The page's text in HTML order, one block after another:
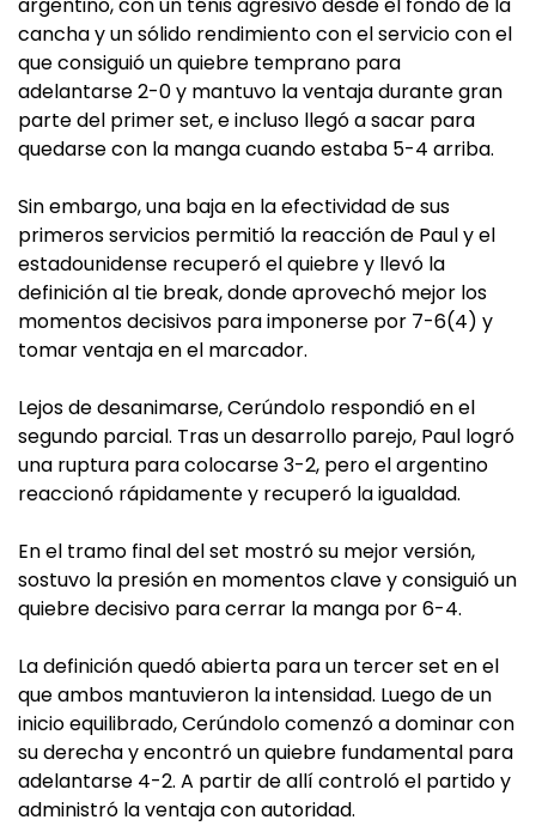
cancha y un sólido rendimiento con el servicio con el
que consiguió un quiebre temprano para
adelantarse 2-0 y mantuvo la ventaja durante gran
parte del primer set, e incluso llegó a sacar para
quedarse con la manga cuando estaba 5-4 arriba.
Sin embargo, una baja en la efectividad de sus
primeros servicios permitió la reacción de Paul y el
estadounidense recuperó el quiebre y llevó la
definición al tie break, donde aprovechó mejor los
momentos decisivos para imponerse por 7-6(4) y
tomar ventaja en el marcador.
Lejos de desanimarse, Cerúndolo respondió en el
segundo parcial. Tras un desarrollo parejo, Paul logró
una ruptura para colocarse 3-2, pero el argentino
reaccionó rápidamente y recuperó la igualdad.
En el tramo final del set mostró su mejor versión,
sostuvo la presión en momentos clave y consiguió un
quiebre decisivo para cerrar la manga por 6-4.
La definición quedó abierta para un tercer set en el
que ambos mantuvieron la intensidad. Luego de un
inicio equilibrado, Cerúndolo comenzó a dominar con
su derecha y encontró un quiebre fundamental para
adelantarse 4-2. A partir de allí controló el partido y
administró la ventaja con autoridad.